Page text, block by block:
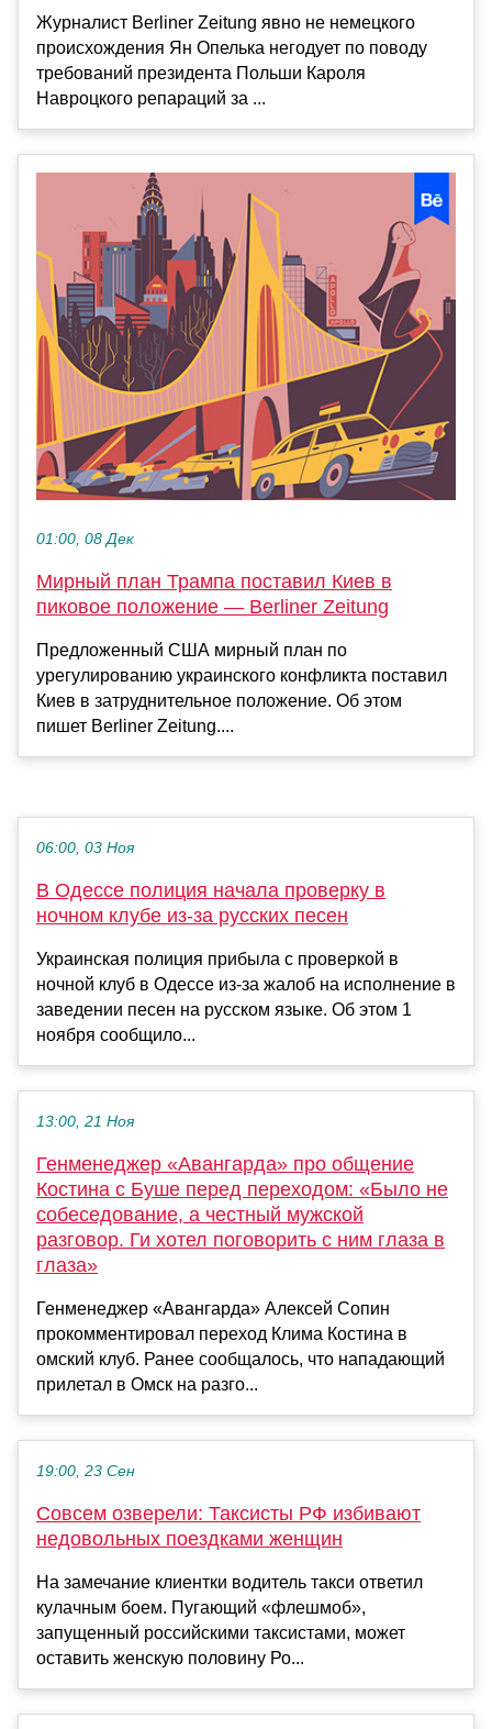
Журналист Berliner Zeitung явно не немецкого
происхождения Ян Опелька негодует по поводу
требований президента Польши Кароля
Навроцкого репараций за ...
01:00, 08 Дек
Мирный план Трампа поставил Киев в
пиковое положение — Berliner Zeitung
Предложенный США мирный план по
урегулированию украинского конфликта поставил
Киев в затруднительное положение. Об этом
пишет Berliner Zeitung....
06:00, 03 Ноя
В Одессе полиция начала проверку в
ночном клубе из-за русских песен
Украинская полиция прибыла с проверкой в
ночной клуб в Одессе из-за жалоб на исполнение в
заведении песен на русском языке. Об этом 1
ноября сообщило...
13:00, 21 Ноя
Генменеджер «Авангарда» про общение
Костина с Буше перед переходом: «Было не
собеседование, а честный мужской
разговор. Ги хотел поговорить с ним глаза в
глаза»
Генменеджер «Авангарда» Алексей Сопин
прокомментировал переход Клима Костина в
омский клуб. Ранее сообщалось, что нападающий
прилетал в Омск на разго...
19:00, 23 Сен
Совсем озверели: Таксисты РФ избивают
недовольных поездками женщин
На замечание клиентки водитель такси ответил
кулачным боем. Пугающий «флешмоб»,
запущенный российскими таксистами, может
оставить женскую половину Ро...